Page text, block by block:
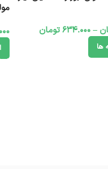
–
634.000تومان
ها
مولتو